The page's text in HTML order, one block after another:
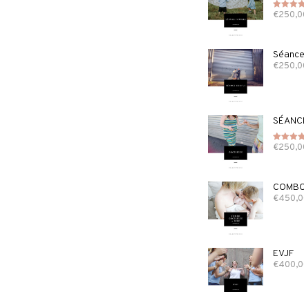
Note5.00
€
€
Note5.00
€
€
EVJF
€